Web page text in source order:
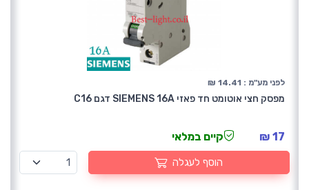
לפני מע"מ : 14.41 ₪
מפסק חצי אוטומט חד פאזי SIEMENS 16A דגם C16
17 ₪ קיים במלאי
הוסף לעגלה